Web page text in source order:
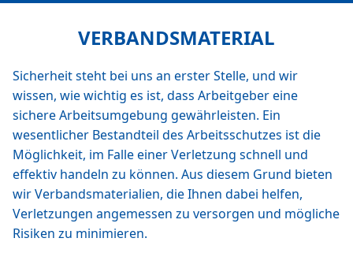
VERBANDSMATERIAL
Sicherheit steht bei uns an erster Stelle, und wir
wissen, wie wichtig es ist, dass Arbeitgeber eine
sichere Arbeitsumgebung gewährleisten. Ein
wesentlicher Bestandteil des Arbeitsschutzes ist die
Möglichkeit, im Falle einer Verletzung schnell und
effektiv handeln zu können. Aus diesem Grund bieten
wir Verbandsmaterialien, die Ihnen dabei helfen,
Verletzungen angemessen zu versorgen und mögliche
Risiken zu minimieren.